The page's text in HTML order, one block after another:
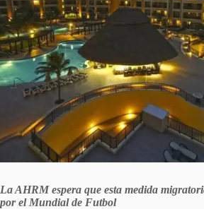
La AHRM espera que esta medida
por el Mundial de Futbol